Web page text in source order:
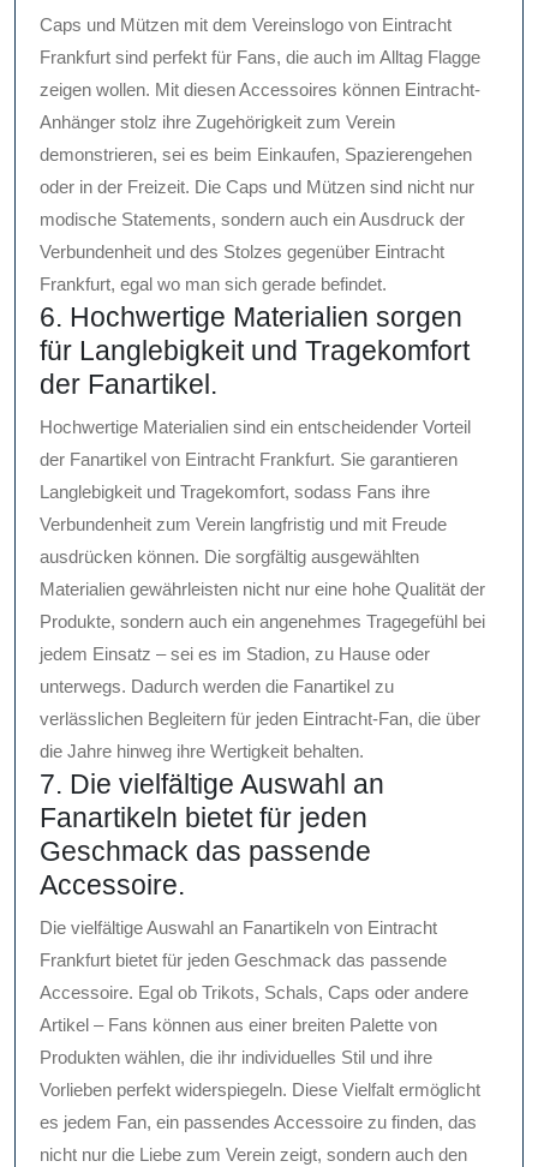
Caps und Mützen mit dem Vereinslogo von Eintracht
Frankfurt sind perfekt für Fans, die auch im Alltag Flagge
zeigen wollen. Mit diesen Accessoires können Eintracht-
Anhänger stolz ihre Zugehörigkeit zum Verein
demonstrieren, sei es beim Einkaufen, Spazierengehen
oder in der Freizeit. Die Caps und Mützen sind nicht nur
modische Statements, sondern auch ein Ausdruck der
Verbundenheit und des Stolzes gegenüber Eintracht
Frankfurt, egal wo man sich gerade befindet.
6. Hochwertige Materialien sorgen
für Langlebigkeit und Tragekomfort
der Fanartikel.
Hochwertige Materialien sind ein entscheidender Vorteil
der Fanartikel von Eintracht Frankfurt. Sie garantieren
Langlebigkeit und Tragekomfort, sodass Fans ihre
Verbundenheit zum Verein langfristig und mit Freude
ausdrücken können. Die sorgfältig ausgewählten
Materialien gewährleisten nicht nur eine hohe Qualität der
Produkte, sondern auch ein angenehmes Tragegefühl bei
jedem Einsatz – sei es im Stadion, zu Hause oder
unterwegs. Dadurch werden die Fanartikel zu
verlässlichen Begleitern für jeden Eintracht-Fan, die über
die Jahre hinweg ihre Wertigkeit behalten.
7. Die vielfältige Auswahl an
Fanartikeln bietet für jeden
Geschmack das passende
Accessoire.
Die vielfältige Auswahl an Fanartikeln von Eintracht
Frankfurt bietet für jeden Geschmack das passende
Accessoire. Egal ob Trikots, Schals, Caps oder andere
Artikel – Fans können aus einer breiten Palette von
Produkten wählen, die ihr individuelles Stil und ihre
Vorlieben perfekt widerspiegeln. Diese Vielfalt ermöglicht
es jedem Fan, ein passendes Accessoire zu finden, das
nicht nur die Liebe zum Verein zeigt, sondern auch den